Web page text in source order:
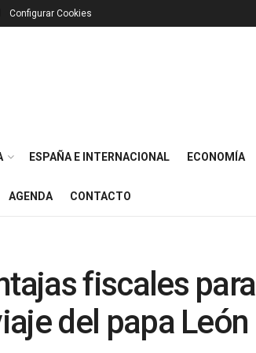
Configurar Cookies
ESPAÑA E INTERNACIONAL ECONOMÍA
AGENDA CONTACTO
fiscales para
del papa León